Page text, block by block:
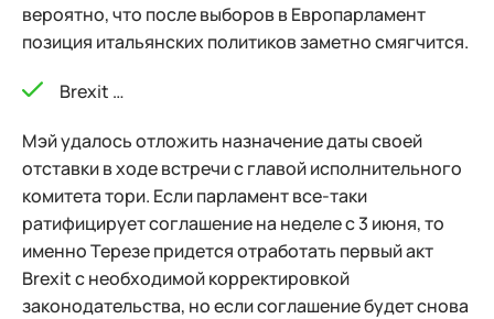
вероятно, что после выборов в Европарламент
позиция итальянских политиков заметно смягчится.
Brexit …
Мэй удалось отложить назначение даты своей
отставки в ходе встречи с главой исполнительного
комитета тори. Если парламент все-таки
ратифицирует соглашение на неделе с 3 июня, то
именно Терезе придется отработать первый акт
Brexit с необходимой корректировкой
законодательства, но если соглашение будет снова